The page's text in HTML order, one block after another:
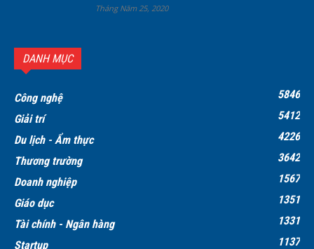
Tháng Năm 25, 2020
DANH MỤC
Công nghệ
5846
Giải trí
5412
Du lịch - Ẩm thực
4226
Thương trường
3642
Doanh nghiệp
1567
Giáo dục
1351
Tài chính - Ngân hàng
1331
Startup
1137